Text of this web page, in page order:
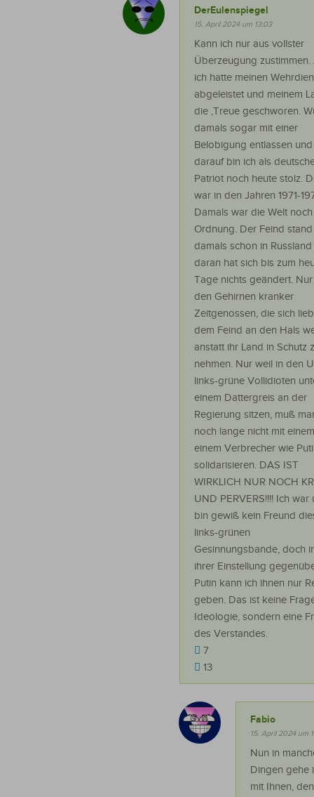
DerEulenspiegel
15. April 2024 um 13:03
Kann ich nur aus vollster
Überzeugung zustimmen.
ich hatte meinen
abgeleistet und meinem
die ‚Treue geschworen.
damals sogar mit einer
Belobigung entlassen und
darauf bin ich als
Patriot noch heute stolz.
war in den Jahren 1971-
Damals war die Welt
Ordnung. Der Feind stand
damals schon in
daran hat sich bis zum
Tage nichts geändert.
den Gehirnen kranker
Zeitgenossen, die sich
dem Feind an den Hals
anstatt ihr Land in Schutz
nehmen. Nur weil in den
links-grüne Vollidioten
einem Dattergreis an der
Regierung sitzen, muß
noch lange nicht mit einem
einem Verbrecher wie
solidarisieren. DAS IST
WIRKLICH NUR NOCH
UND PERVERS!!!! Ich war
bin gewiß kein Freund
links-grünen
Gesinnungsbande, doch
ihrer Einstellung
Putin kann ich ihnen nur
geben. Das ist keine
Ideologie, sondern eine
des Verstandes.
7
13
Fabio
15. April 2024 um
Nun in
Dingen gehe
mit Ihnen, den